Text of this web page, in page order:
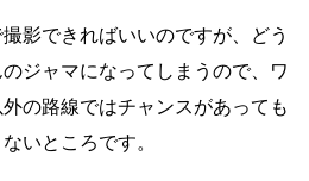
影できればいいのですが、どう
ジャマになってしまうので、ワ
の路線ではチャンスがあっても
いところです。